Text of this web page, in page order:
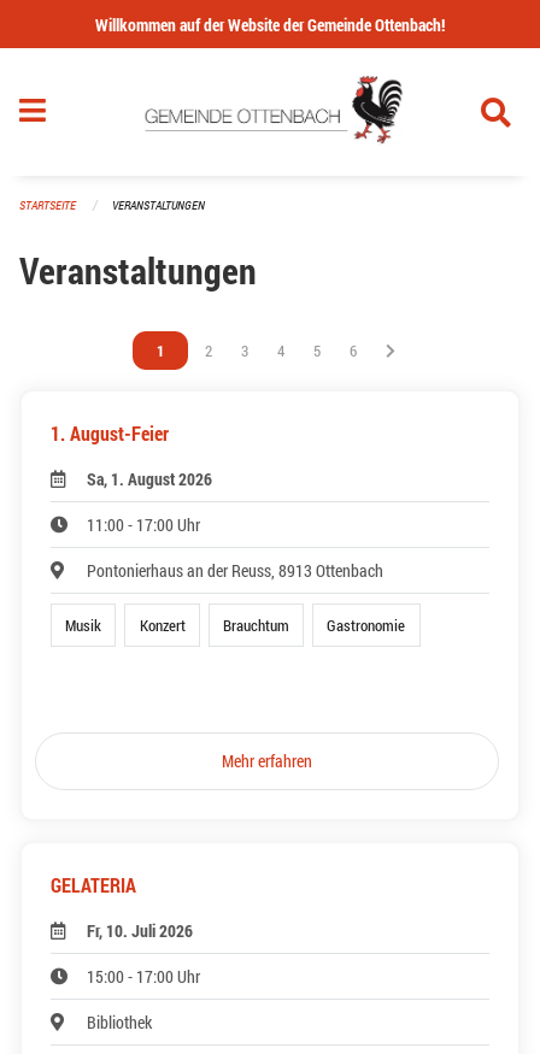
Navigation überspringen
Willkommen auf der Website der Gemeinde Ottenbach!
STARTSEITE VERANSTALTUNGEN
Veranstaltungen
Vous êtes sur la page
1 Vous êtes sur la page
2 Vous êtes sur la page
3 Vous êtes sur la page
4 Vous êtes sur la page
5 Vous êtes sur la page
6
1. August-Feier
Sa, 1. August 2026
11:00 - 17:00 Uhr
Pontonierhaus an der Reuss, 8913 Ottenbach
Musik Konzert Brauchtum Gastronomie
Mehr erfahren
GELATERIA
Fr, 10. Juli 2026
15:00 - 17:00 Uhr
Bibliothek